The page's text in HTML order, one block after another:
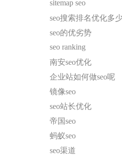
sitemap seo
seo搜索排名优化多
seo的优劣势
seo ranking
南安seo优化
企业站如何做seo呢
镜像seo
seo站长优化
帝国seo
蚂蚁seo
seo渠道